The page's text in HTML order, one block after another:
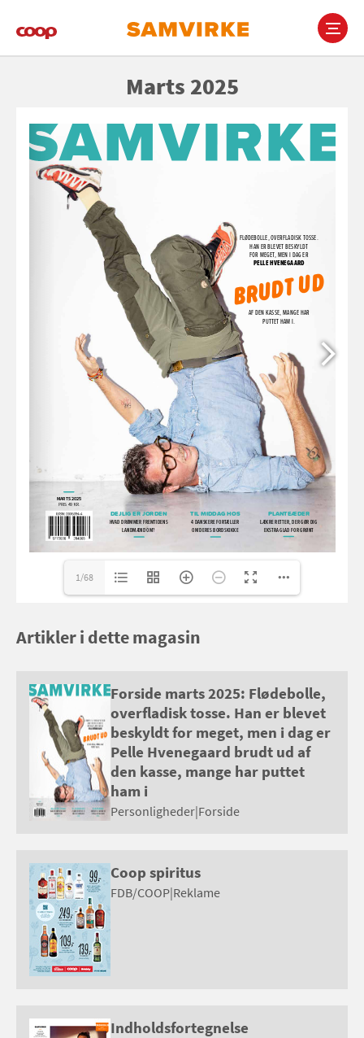
Marts 2025
pia.thorsen.jacobsen@coop.dk
maj@piccolomedia.dk
stine@piccolomedia.dk
daniel@piccolomedia.dk
jsl@piccolomedia.dk
1/68
Artikler i dette magasin
Forside marts 2025: Flødebolle,
overfladisk tosse. Han er blevet
beskyldt for meget, men i dag er
Pelle Hvenegaard brudt ud af
den kasse, mange har puttet
ham i
Personligheder|Forside
Coop spiritus
FDB/COOP|Reklame
Indholdsfortegnelse